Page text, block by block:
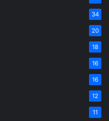
34
20
18
16
16
12
11